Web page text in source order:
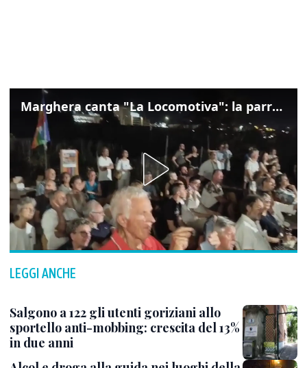
Marghera canta "La Locomotiva": la parrocchia della Cita ricorda Guccini
LEGGI ANCHE
Salgono a 122 gli utenti goriziani allo
sportello anti-mobbing: crescita del 13%
in due anni